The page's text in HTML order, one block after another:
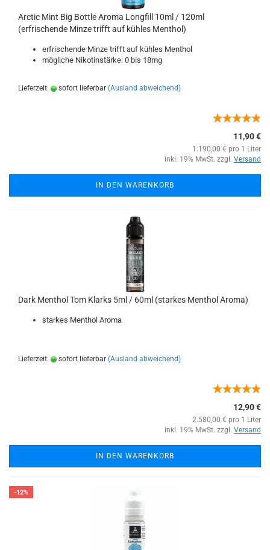
Arctic Mint Big Bottle Aroma Longfill 10ml / 120ml
(erfrischende Minze trifft auf kühles Menthol)
erfrischende Minze trifft auf kühles Menthol
mögliche Nikotinstärke: 0 bis 18mg
Lieferzeit: sofort lieferbar (Ausland abweichend)
11,90 €
1.190,00 € pro 1 Liter
inkl. 19% MwSt. zzgl. Versand
IN DEN WARENKORB
Dark Menthol Tom Klarks 5ml / 60ml (starkes Menthol Aroma)
starkes Menthol Aroma
Lieferzeit: sofort lieferbar (Ausland abweichend)
12,90 €
2.580,00 € pro 1 Liter
inkl. 19% MwSt. zzgl. Versand
IN DEN WARENKORB
-12%